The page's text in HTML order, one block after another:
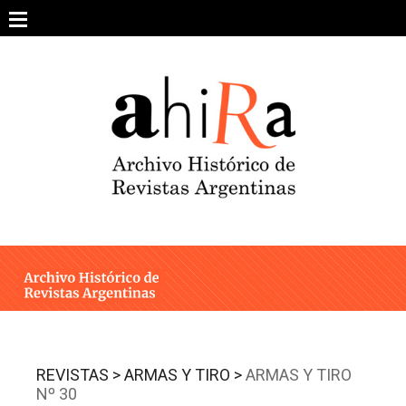
content
ARCHIVO DE REVISTAS
ESTUDIOS CRÍTICOS
INTEGRANTES
CONTACTO
REVISTAS >ARMAS Y TIRO >ARMAS Y TIRO
Nº 30